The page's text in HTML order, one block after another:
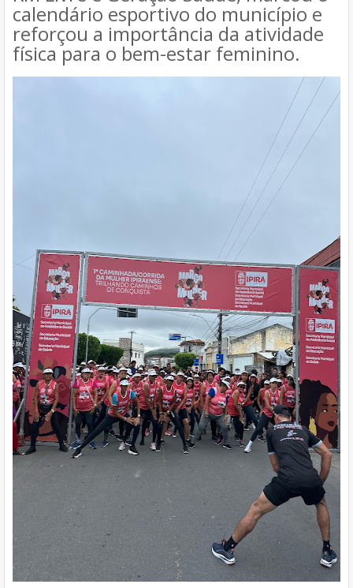
calendário esportivo do município e
reforçou a importância da atividade
física para o bem-estar feminino.